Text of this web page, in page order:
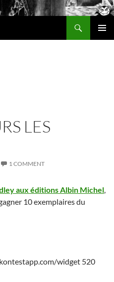
LES
1 COMMENT
aux éditions Albin Michel,
10 exemplaires du
widget 520